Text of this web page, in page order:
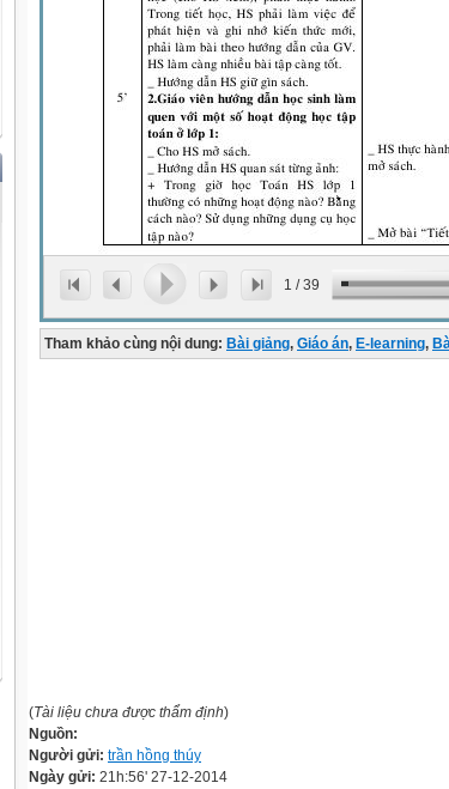
1 /39
Tham khảo cùng nội dung: Bài giảng, Giáo án, E-learning,
(Tài liệu chưa được thẩm định)
Nguồn:
Người gửi: trần hồng thúy
Ngày gửi: 21h:56' 27-12-2014